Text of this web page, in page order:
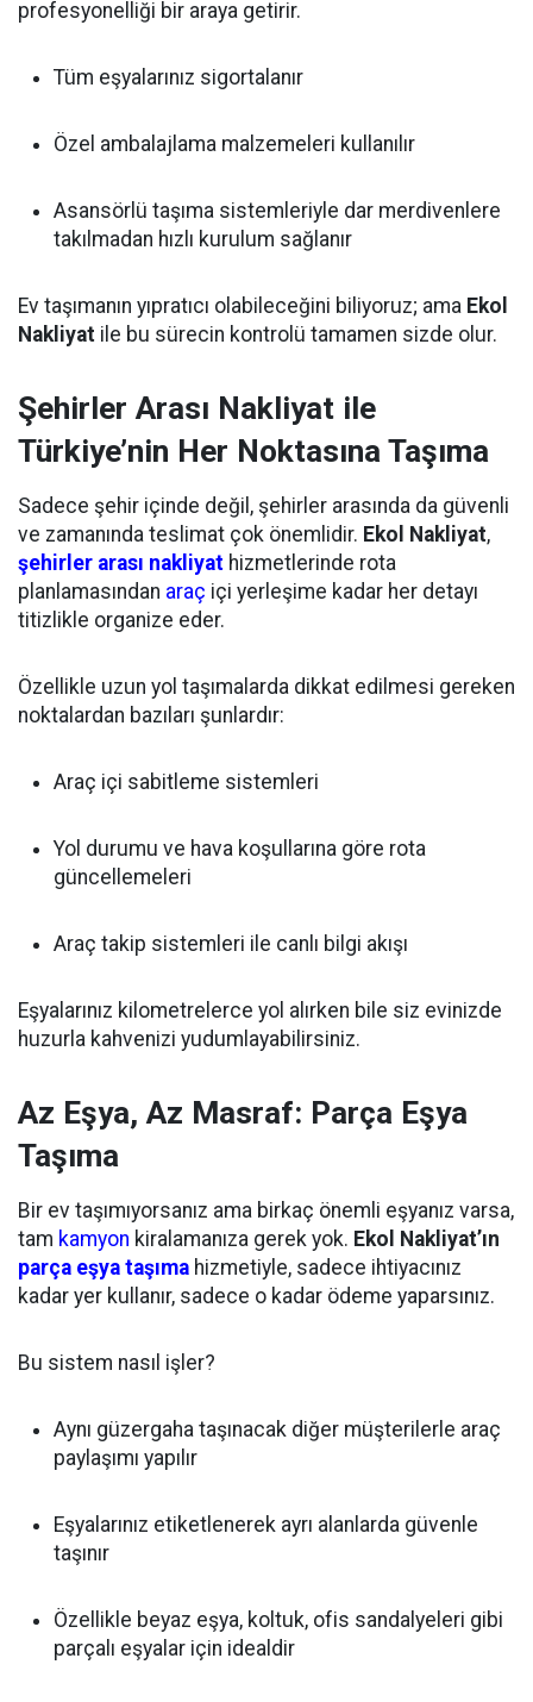
profesyonelliği bir araya getirir.
Tüm eşyalarınız sigortalanır
Özel ambalajlama malzemeleri kullanılır
Asansörlü taşıma sistemleriyle dar merdivenlere
takılmadan hızlı kurulum sağlanır
Ev taşımanın yıpratıcı olabileceğini biliyoruz; ama Ekol
Nakliyat ile bu sürecin kontrolü tamamen sizde olur.
Şehirler Arası Nakliyat ile
Türkiye’nin Her Noktasına Taşıma
Sadece şehir içinde değil, şehirler arasında da güvenli
ve zamanında teslimat çok önemlidir. Ekol Nakliyat,
şehirler arası nakliyat hizmetlerinde rota
planlamasından araç içi yerleşime kadar her detayı
titizlikle organize eder.
Özellikle uzun yol taşımalarda dikkat edilmesi gereken
noktalardan bazıları şunlardır:
Araç içi sabitleme sistemleri
Yol durumu ve hava koşullarına göre rota
güncellemeleri
Araç takip sistemleri ile canlı bilgi akışı
Eşyalarınız kilometrelerce yol alırken bile siz evinizde
huzurla kahvenizi yudumlayabilirsiniz.
Az Eşya, Az Masraf: Parça Eşya
Taşıma
Bir ev taşımıyorsanız ama birkaç önemli eşyanız varsa,
tam kamyon kiralamanıza gerek yok. Ekol Nakliyat’ın
parça eşya taşıma hizmetiyle, sadece ihtiyacınız
kadar yer kullanır, sadece o kadar ödeme yaparsınız.
Bu sistem nasıl işler?
Aynı güzergaha taşınacak diğer müşterilerle araç
paylaşımı yapılır
Eşyalarınız etiketlenerek ayrı alanlarda güvenle
taşınır
Özellikle beyaz eşya, koltuk, ofis sandalyeleri gibi
parçalı eşyalar için idealdir